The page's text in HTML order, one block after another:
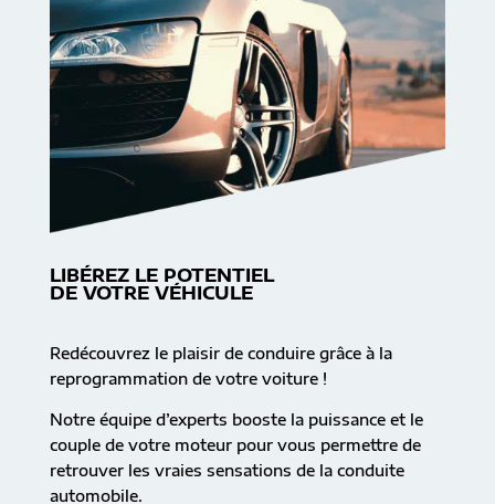
LIBÉREZ LE POTENTIEL
DE VOTRE VÉHICULE
Redécouvrez le plaisir de conduire grâce à la
reprogrammation de votre voiture !
Notre équipe d’experts booste la puissance et le
couple de votre moteur pour vous permettre de
retrouver les vraies sensations de la conduite
automobile.